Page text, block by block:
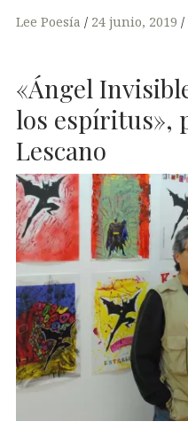
Lee Poesía 24 junio, 2019
«Ángel
los espíritus»,
Lescano